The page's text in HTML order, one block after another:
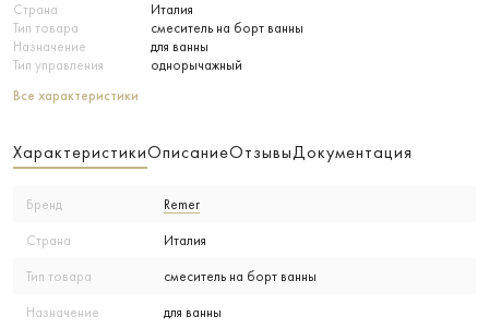
Страна
Италия
Тип товара
смеситель на борт ванны
Назначение
для ванны
Тип управления
однорычажный
Все характеристики
ХарактеристикиОписаниеОтзывыДокументация
Бренд Remer
Страна Италия
Тип товара смеситель на борт ванны
Назначение для ванны